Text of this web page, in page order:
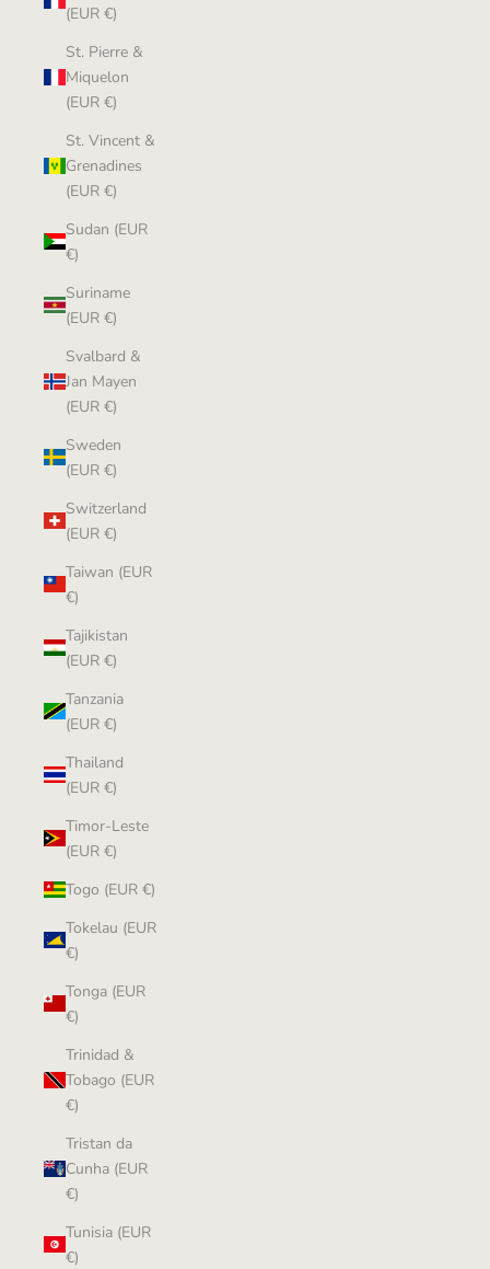
(EUR €)
St. Pierre &
Miquelon
(EUR €)
St. Vincent &
Grenadines
(EUR €)
Sudan (EUR
€)
Suriname
(EUR €)
Svalbard &
Jan Mayen
(EUR €)
Sweden
(EUR €)
Switzerland
(EUR €)
Taiwan (EUR
€)
Tajikistan
(EUR €)
Tanzania
(EUR €)
Thailand
(EUR €)
Timor-Leste
(EUR €)
Togo (EUR €)
Tokelau (EUR
€)
Tonga (EUR
€)
Trinidad &
Tobago (EUR
€)
Tristan da
Cunha (EUR
€)
Tunisia (EUR
€)